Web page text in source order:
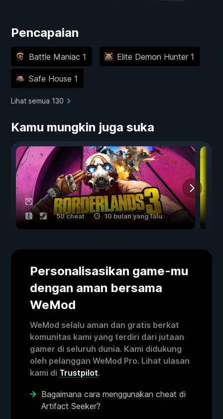
Pencapaian
Battle Maniac 1 Elite Demon Hunter 1
Safe House 1
Lihat semua 130
Kamu mungkin juga suka
50 cheat 10 bulan yang lalu
Personalisasikan game-mu
dengan aman bersama
WeMod
WeMod selalu aman dan gratis berkat
komunitas kami yang terdiri dari jutaan
gamer di seluruh dunia. Kami didukung
oleh pelanggan WeMod Pro. Lihat ulasan
kami di Trustpilot.
Bagaimana cara menggunakan cheat di
Artifact Seeker?